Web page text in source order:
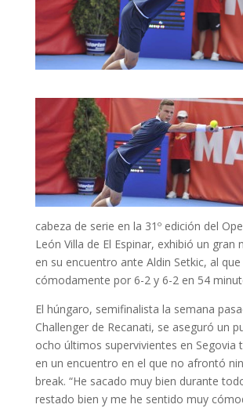
cabeza de serie en la 31º edición del
León Villa de El Espinar, exhibió un gran
en su encuentro ante Aldin Setkic, al
cómodamente por 6-2 y 6-2 en 54
El húngaro, semifinalista la semana
Challenger de Recanati, se aseguró un
ocho últimos supervivientes en Segovia
en un encuentro en el que no afrontó
break. “He sacado muy bien durante
restado bien y me he sentido muy